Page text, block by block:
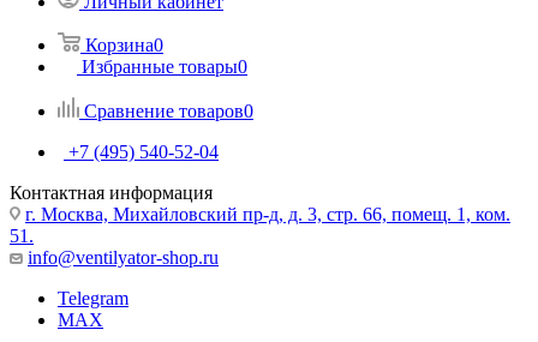
Корзина0
Избранные товары0
Сравнение товаров0
+7 (495) 540-52-04
Контактная информация
г. Москва, Михайловский пр-д, д. 3, cтр. 66, помещ. 1, ком.
51.
info@ventilyator-shop.ru
Telegram
MAX